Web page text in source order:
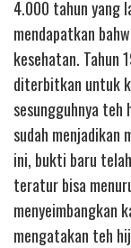
4.000 tahun yang
mendapatkan
kesehatan. Tahun
diterbitkan untuk
sesungguhnya teh
sudah menjadikan
ini, bukti baru
teratur bisa
menyeimbangkan
mengatakan teh